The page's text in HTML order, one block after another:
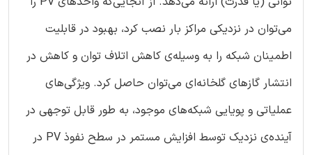
می‌توان در نزدیکی مراکز بار نصب کرد، بهبود در قابلیت
اطمینان شبکه را به وسیله‌ی کاهش اتلاف توان و کاهش در
انتشار گازهای گلخانه‌ای می‌توان حاصل کرد. ویژگی‌های
عملیاتی و پویایی شبکه‌های موجود، به طور قابل توجهی در
آینده‌ی نزدیک توسط افزایش مستمر در سطح نفوذ PV در